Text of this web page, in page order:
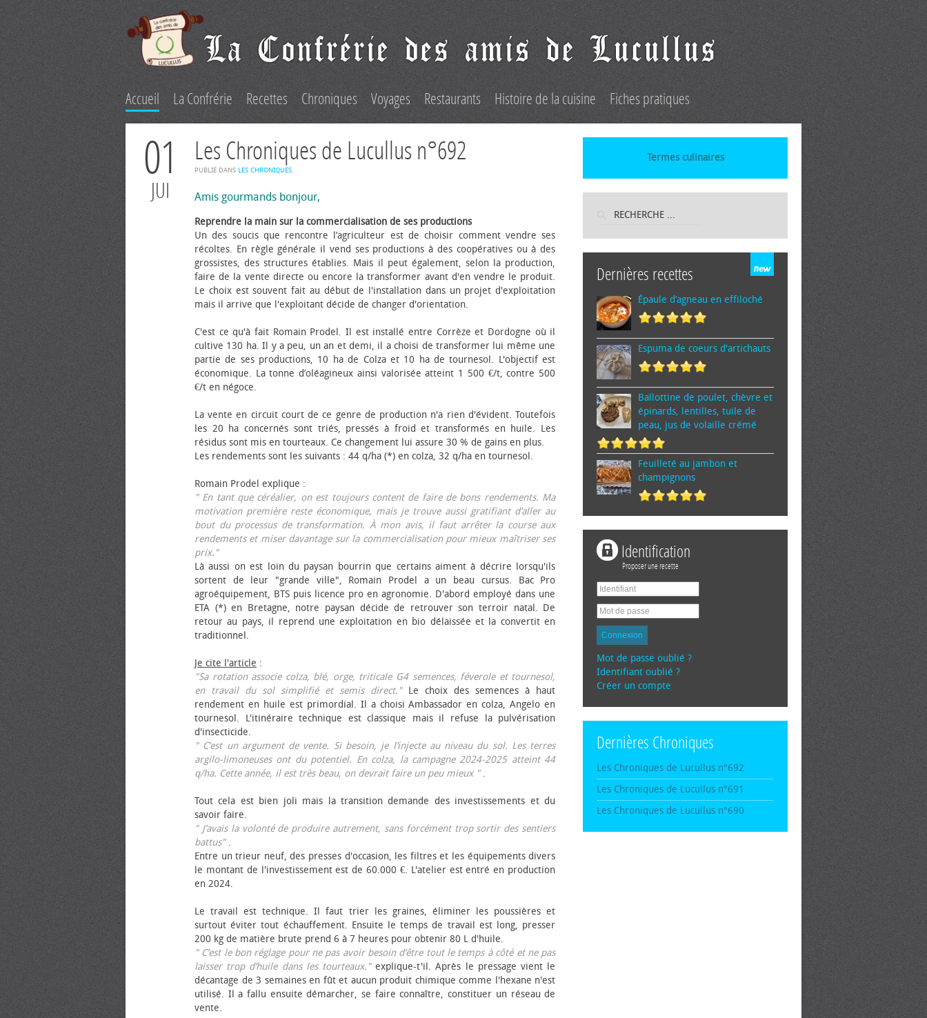
Accueil La Confrérie Recettes Chroniques Voyages Restaurants Histoire de la cuisine Fiches pratiques
01
JUI
Les Chroniques de Lucullus n°692
PUBLIÉ DANS LES CHRONIQUES.
Amis gourmands bonjour,
Reprendre la main sur la commercialisation de ses productions
Un des soucis que rencontre l’agriculteur est de choisir comment vendre ses
récoltes. En règle générale il vend ses productions à des coopératives ou à des
grossistes, des structures établies. Mais il peut également, selon la production,
faire de la vente directe ou encore la transformer avant d'en vendre le produit.
Le choix est souvent fait au début de l'installation dans un projet d'exploitation
mais il arrive que l'exploitant décide de changer d'orientation.
C'est ce qu'à fait Romain Prodel. Il est installé entre Corrèze et Dordogne où il
cultive 130 ha. Il y a peu, un an et demi, il a choisi de transformer lui même une
partie de ses productions, 10 ha de Colza et 10 ha de tournesol. L'objectif est
économique. La tonne d’oléagineux ainsi valorisée atteint 1 500 €/t, contre 500
€/t en négoce.
La vente en circuit court de ce genre de production n'a rien d'évident. Toutefois
les 20 ha concernés sont triés, pressés à froid et transformés en huile. Les
résidus sont mis en tourteaux. Ce changement lui assure 30 % de gains en plus.
Les rendements sont les suivants : 44 q/ha (*) en colza, 32 q/ha en tournesol.
Romain Prodel explique :
" En tant que céréalier, on est toujours content de faire de bons rendements. Ma
motivation première reste économique, mais je trouve aussi gratifiant d’aller au
bout du processus de transformation. À mon avis, il faut arrêter la course aux
rendements et miser davantage sur la commercialisation pour mieux maîtriser ses
prix."
Là aussi on est loin du paysan bourrin que certains aiment à décrire lorsqu'ils
sortent de leur "grande ville", Romain Prodel a un beau cursus. Bac Pro
agroéquipement, BTS puis licence pro en agronomie. D'abord employé dans une
ETA (*) en Bretagne, notre paysan décide de retrouver son terroir natal. De
retour au pays, il reprend une exploitation en bio délaissée et la convertit en
traditionnel.
Je cite l'article :
"Sa rotation associe colza, blé, orge, triticale G4 semences, féverole et tournesol,
en travail du sol simplifié et semis direct."Le choix des semences à haut
rendement en huile est primordial. Il a choisi Ambassador en colza, Angelo en
tournesol. L'itinéraire technique est classique mais il refuse la pulvérisation
d'insecticide.
" C’est un argument de vente. Si besoin, je l’injecte au niveau du sol. Les terres
argilo-limoneuses ont du potentiel. En colza, la campagne 2024-2025 atteint 44
q/ha. Cette année, il est très beau, on devrait faire un peu mieux ".
Tout cela est bien joli mais la transition demande des investissements et du
savoir faire.
" J’avais la volonté de produire autrement, sans forcément trop sortir des sentiers
battus".
Entre un trieur neuf, des presses d'occasion, les filtres et les équipements divers
le montant de l'investissement est de 60.000 €. L'atelier est entré en production
en 2024.
Le travail est technique. Il faut trier les graines, éliminer les poussières et
surtout éviter tout échauffement. Ensuite le temps de travail est long, presser
200 kg de matière brute prend 6 à 7 heures pour obtenir 80 L d'huile.
" C’est le bon réglage pour ne pas avoir besoin d’être tout le temps à côté et ne pas
laisser trop d’huile dans les tourteaux."explique-t'il. Après le pressage vient le
décantage de 3 semaines en fût et aucun produit chimique comme l'hexane n'est
utilisé. Il a fallu ensuite démarcher, se faire connaître, constituer un réseau de
vente.
Termes culinaires
Dernières recettes
Épaule d’agneau en effiloché
Espuma de cœurs d'artichauts
Ballottine de poulet, chèvre et
épinards, lentilles, tuile de
peau, jus de volaille crémé
Feuilleté au jambon et
champignons
Identification
Proposer une recette
Connexion
Mot de passe oublié ?
Identifiant oublié ?
Créer un compte
Dernières Chroniques
Les Chroniques de Lucullus n°692
Les Chroniques de Lucullus n°691
Les Chroniques de Lucullus n°690